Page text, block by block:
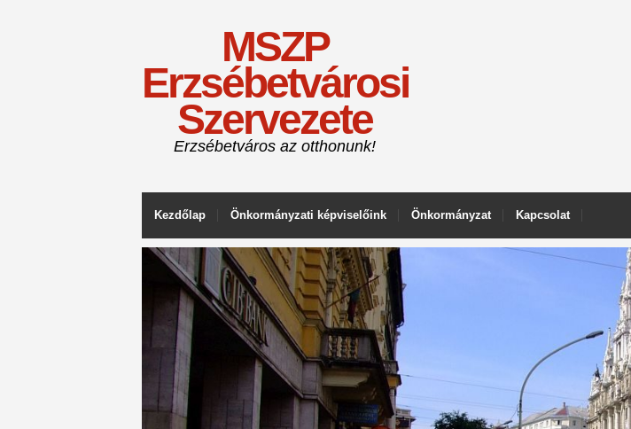
MSZP
Erzsébetvárosi
Szervezete
Erzsébetváros az otthonunk!
Kezdőlap Önkormányzati képviselőink Önkormányzat Kapcsolat